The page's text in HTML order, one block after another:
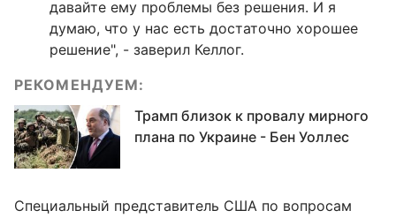
давайте ему проблемы без решения. И я
думаю, что у нас есть достаточно хорошее
решение", - заверил Келлог.
РЕКОМЕНДУЕМ:
Трамп близок к провалу мирного
плана по Украине - Бен Уоллес
Специальный представитель США по вопросам